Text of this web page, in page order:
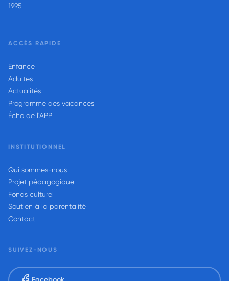
1995
ACCÈS RAPIDE
Enfance
Adultes
Actualités
Programme des vacances
Écho de l'APP
INSTITUTIONNEL
Qui sommes-nous
Projet pédagogique
Fonds culturel
Soutien à la parentalité
Contact
SUIVEZ-NOUS